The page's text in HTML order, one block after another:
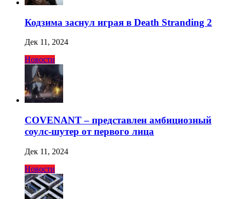
Кодзима заснул играя в Death Stranding 2
Дек 11, 2024
Новости
COVENANT – представлен амбициозный
соулс-шутер от первого лица
Дек 11, 2024
Новости